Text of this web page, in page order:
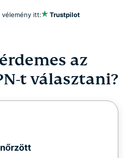
vélemény itt: Trustpilot
az
t választani?